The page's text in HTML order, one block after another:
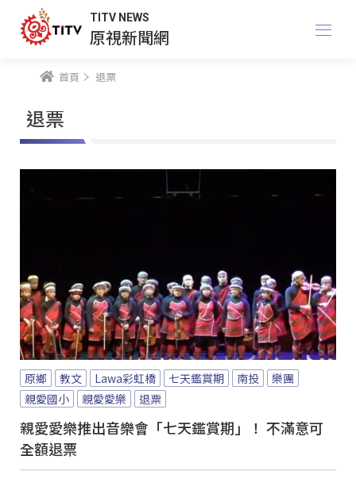
TITV NEWS
原視新聞網
首頁 退票
退票
原鄉 教文 Lawa彩虹橋 七天鑑賞期 南投
樂團
親愛國小
親愛愛樂 退票
親愛愛樂推出音樂會「七天鑑賞期」！ 不滿意可
全額退票